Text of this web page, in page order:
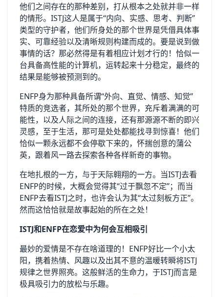
他们之间存在的那种差别，打从根本之处就并非一样
的情形。ISTJ这人是属于“内向、实感、思考、判断”
类型的守护者，他们所身处的那个世界是凭借具体事
实、可靠经验以及清晰规则构建而成的。要是说到做
事情的话？那必然得是有着相应计划才行的！恰似一
台具备高性能的计算机，运转起来十分稳定，最终的
结果是能够被预测到的。
ENFP身为那种具备所谓“外向、直觉、情感、知觉”
特质的竞选者，其所处的那个世界，充斥着满满的可
能性，以及人际之间的连接，还有那源源不断的即兴
灵感，至于生活，那可是处处都能找寻到惊喜！他们
恰似一颗永远都不会停歇下来的，怀揣创意的蒲公
英，跟着风一路去探索各种各样新奇的事物。
在地扎根的一方，与于天际翱翔的一方。当ISTJ去看
ENFP的时候，大概会觉得其“过于飘忽不定”；而当
ENFP去看ISTJ之时，也许会认为其“太过刻板方正”。
然而这恰恰就是故事起始的所在之处！
ISTJ和ENFP在恋爱中为何会互相吸引
最妙的爱情是不存在啥道理的！ENFP好比一个小太
阳，携着热情、风趣以及出其不意的温暖转瞬将ISTJ
规律之世界照亮。这般鲜活的生命力，于ISTJ而言是
极具吸引力的放松与乐趣。